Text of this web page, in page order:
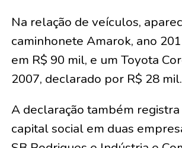
Na relação de veículos,
caminhonete Amarok, ano
em R$ 90 mil, e um Toyota
2007, declarado por R$ 28 mil.
A declaração também
capital social em duas